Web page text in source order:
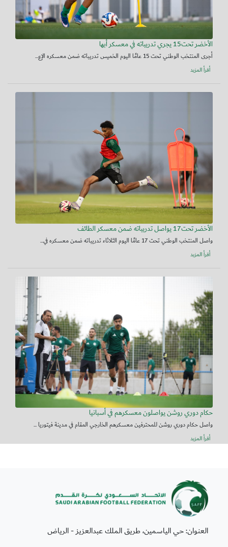
الأخضر تحت15 يجري تدريباته في معسكر أبها
أجرى المنتخب الوطني تحت 15 عامًا اليوم الخميس تدريباته ضمن معسكره الإع...
أقرأ المزيد
الأخضر تحت17 يواصل تدريباته ضمن معسكر الطائف
واصل المنتخب الوطني تحت 17 عامًا اليوم الثلاثاء تدريباته ضمن معسكره في...
أقرأ المزيد
حكام دوري روشن يواصلون معسكرهم في أسبانيا
واصل حكام دوري روشن للمحترفين معسكرهم الخارجي المقام في مدينة فيتوريا ...
أقرأ المزيد
العنوان: حي الياسمين، طريق الملك عبدالعزيز - الرياض